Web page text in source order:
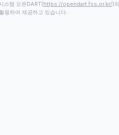
스템 오픈DART(https://opendart.fss.or.kr/)의
용하여 제공하고 있습니다.